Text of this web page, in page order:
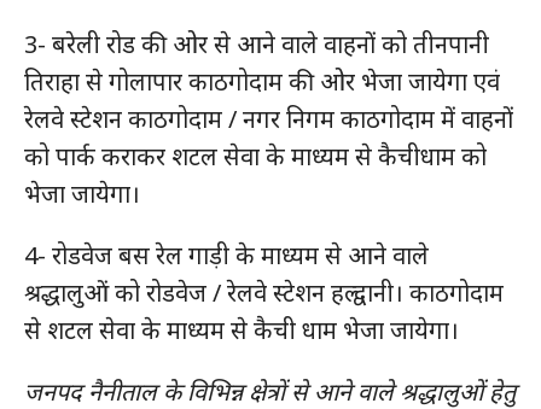
3- बरेली रोड की ओर से आने वाले वाहनों को तीनपानी
तिराहा से गोलापार काठगोदाम की ओर भेजा जायेगा एवं
रेलवे स्टेशन काठगोदाम / नगर निगम काठगोदाम में वाहनों
को पार्क कराकर शटल सेवा के माध्यम से कैचीधाम को
भेजा जायेगा।
4- रोडवेज बस रेल गाड़ी के माध्यम से आने वाले
श्रद्धालुओं को रोडवेज / रेलवे स्टेशन हल्द्वानी। काठगोदाम
से शटल सेवा के माध्यम से कैची धाम भेजा जायेगा।
जनपद नैनीताल के विभिन्न क्षेत्रों से आने वाले श्रद्धालुओं हेतु